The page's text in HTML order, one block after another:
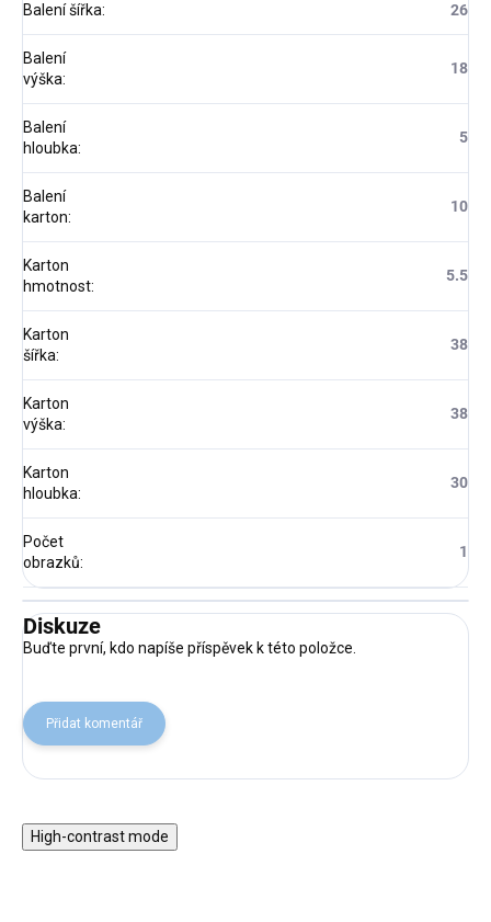
Balení šířka: 26
Balení
výška:
18
Balení
hloubka:
5
Balení
karton:
10
Karton
hmotnost:
5.5
Karton
šířka:
38
Karton
výška:
38
Karton
hloubka:
30
Počet
obrazků:
1
Diskuze
Buďte první, kdo napíše příspěvek k této položce.
Přidat komentář
High-contrast mode